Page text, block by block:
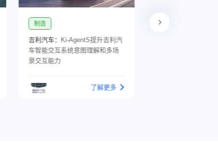
制造
安踏集团： 释放流程效率红利，
数字员工激活多品牌业务协同力
了解更多